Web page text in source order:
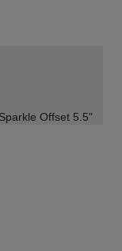
Offset 5.5"